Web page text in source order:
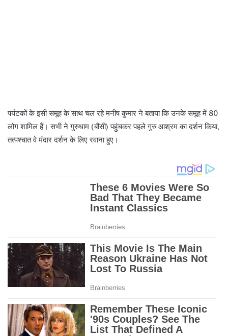
पर्यटकों के इसी समूह के साथ चल रहे मनीष कुमार ने बताया कि उनके समूह में 80
लोग शामिल हैं। सभी ने गुरुधाम (बौंसी) पहुंचकर पहले गुरु आश्रम का दर्शन किया,
तत्पश्चात वे मंदार दर्शन के लिए रवाना हुए।